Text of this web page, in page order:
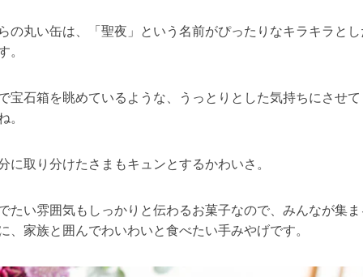
の丸い缶は、「聖夜」という名前がぴったりなキラキラとし
。
宝石箱を眺めているような、うっとりとした気持ちにさせ
。
に取り分けたさまもキュンとするかわいさ。
たい雰囲気もしっかりと伝わるお菓子なので、みんなが集ま
、家族と囲んでわいわいと食べたい手みやげです。